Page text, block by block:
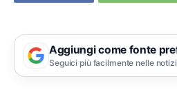
Aggiungi come fonte
Seguici più facilmente nelle